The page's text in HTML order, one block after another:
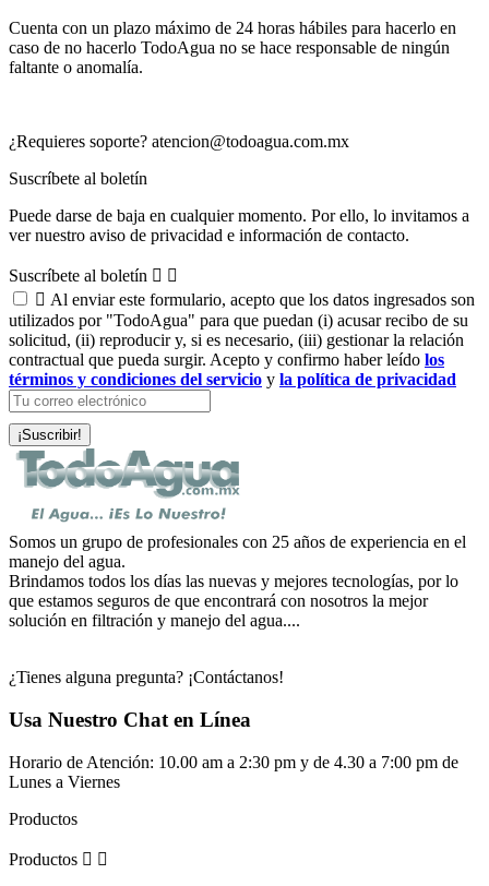
Cuenta con un plazo máximo de 24 horas hábiles para hacerlo en
caso de no hacerlo TodoAgua no se hace responsable de ningún
faltante o anomalía.
¿Requieres soporte? atencion@todoagua.com.mx
Suscríbete al boletín
Puede darse de baja en cualquier momento. Por ello, lo invitamos a
ver nuestro aviso de privacidad e información de contacto.
Suscríbete al boletín  
 Al enviar este formulario, acepto que los datos ingresados son
utilizados por "TodoAgua" para que puedan (i) acusar recibo de su
solicitud, (ii) reproducir y, si es necesario, (iii) gestionar la relación
contractual que pueda surgir. Acepto y confirmo haber leído los
términos y condiciones del servicio y la política de privacidad
Somos un grupo de profesionales con 25 años de experiencia en el
manejo del agua.
Brindamos todos los días las nuevas y mejores tecnologías, por lo
que estamos seguros de que encontrará con nosotros la mejor
solución en filtración y manejo del agua....
¿Tienes alguna pregunta? ¡Contáctanos!
Usa Nuestro Chat en Línea
Horario de Atención: 10.00 am a 2:30 pm y de 4.30 a 7:00 pm de
Lunes a Viernes
Productos
Productos  